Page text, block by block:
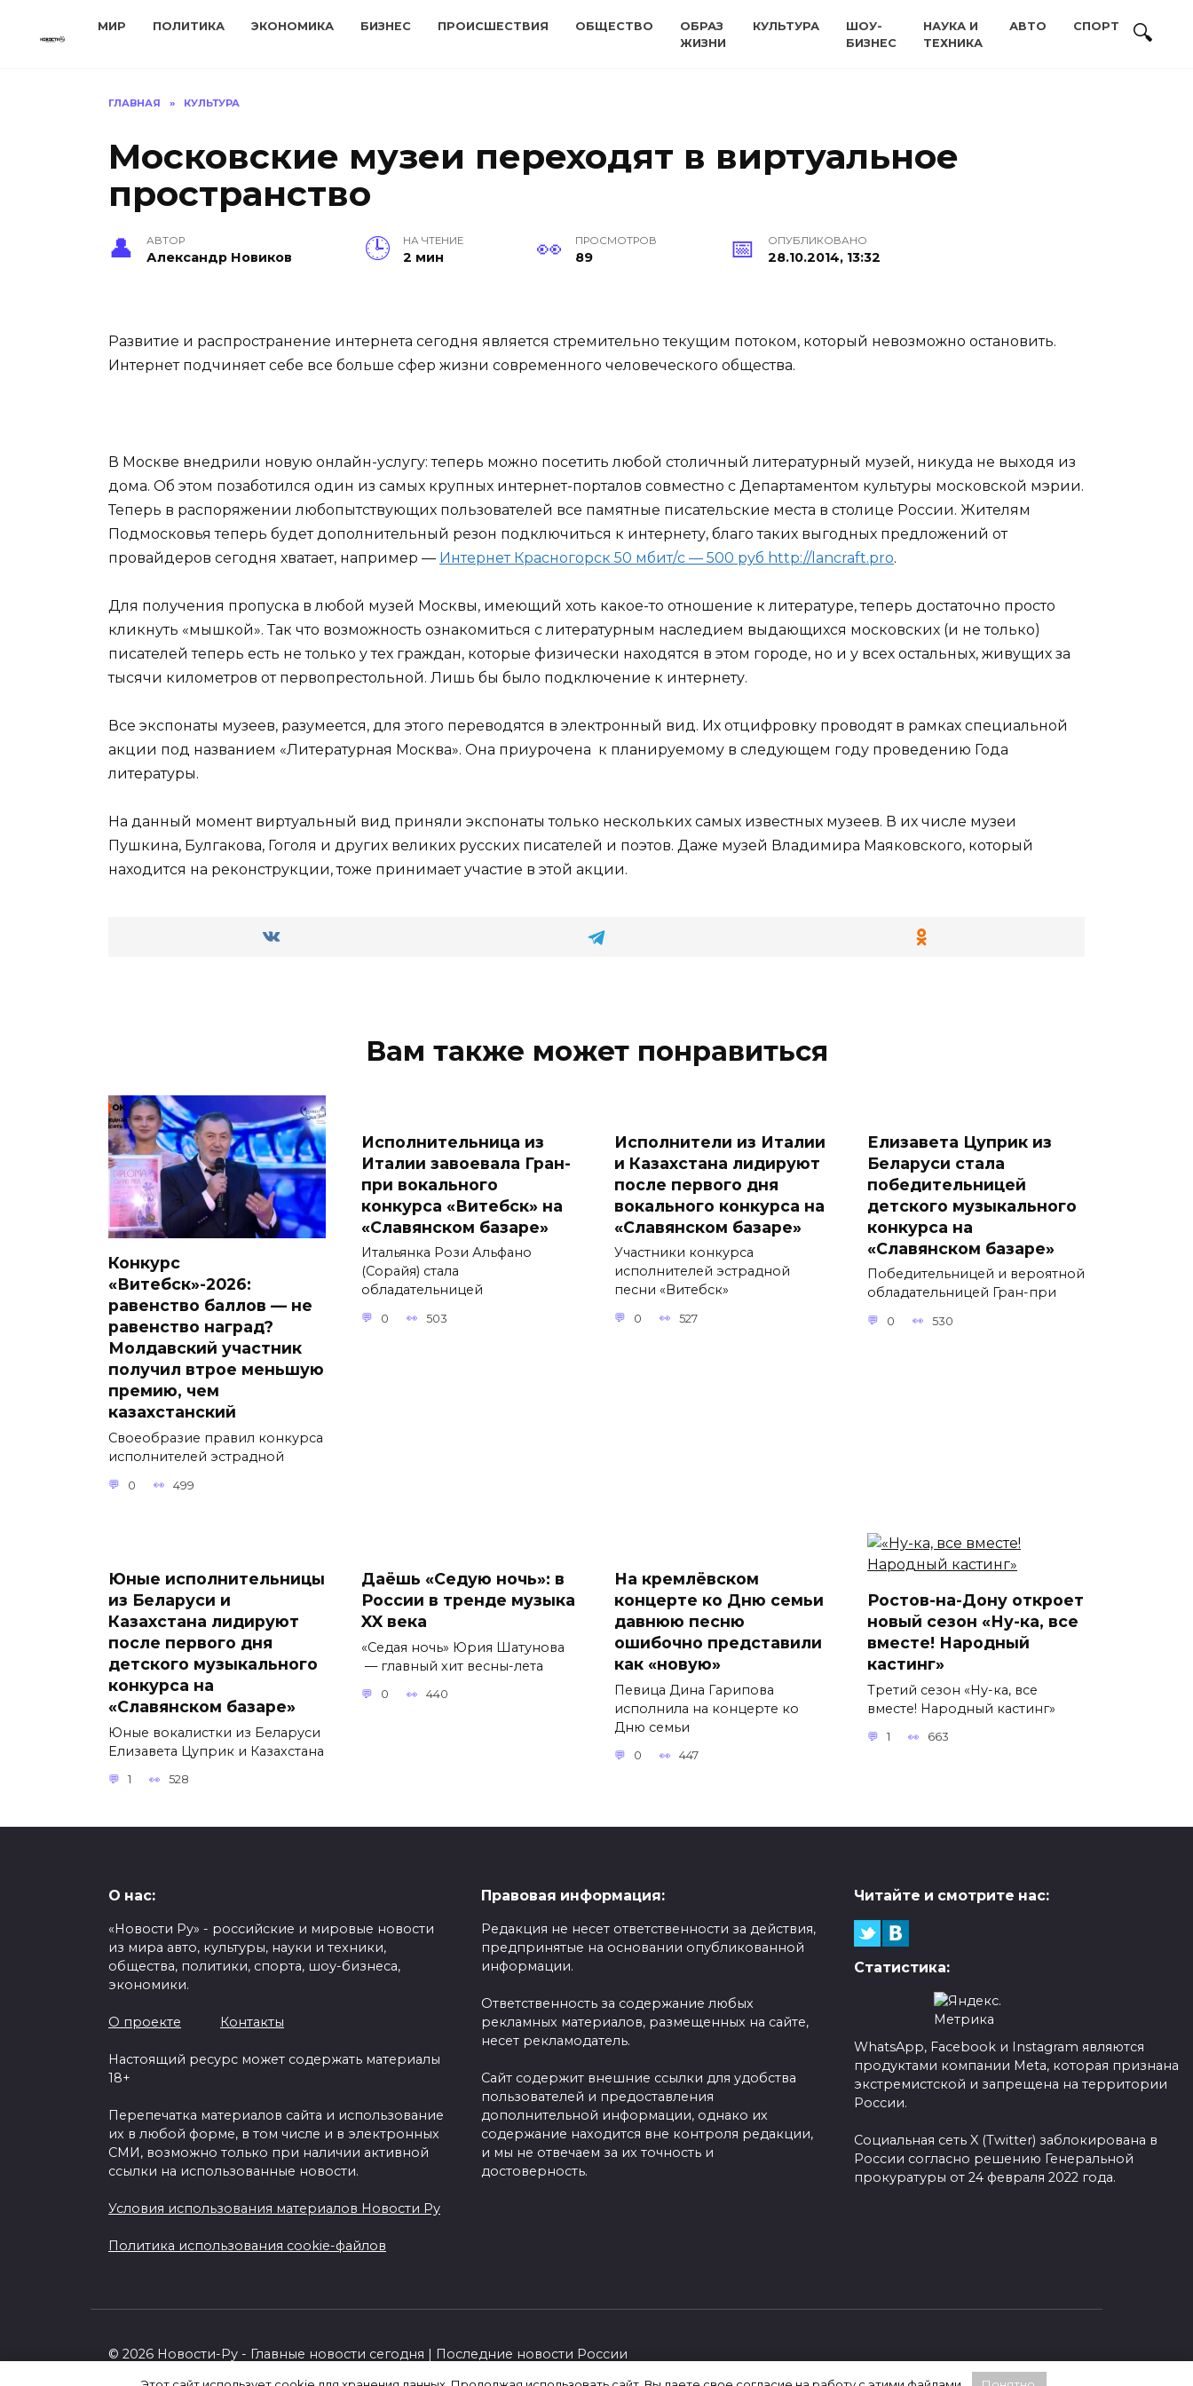
МИР ПОЛИТИКА ЭКОНОМИКА БИЗНЕС ПРОИСШЕСТВИЯ ОБЩЕСТВО
ОБРАЗ
ЖИЗНИ
КУЛЬТУРА
ШОУ-
БИЗНЕС
НАУКА И
ТЕХНИКА
АВТО СПОРТ
ГЛАВНАЯ » КУЛЬТУРА
Московские музеи переходят в виртуальное
пространство
АВТОР
Александр Новиков
НА ЧТЕНИЕ
2 мин
ПРОСМОТРОВ
89
ОПУБЛИКОВАНО
28.10.2014, 13:32
Развитие и распространение интернета сегодня является стремительно текущим потоком, который невозможно остановить.
Интернет подчиняет себе все больше сфер жизни современного человеческого общества.
В Москве внедрили новую онлайн-услугу: теперь можно посетить любой столичный литературный музей, никуда не выходя из
дома. Об этом позаботился один из самых крупных интернет-порталов совместно с Департаментом культуры московской мэрии.
Теперь в распоряжении любопытствующих пользователей все памятные писательские места в столице России. Жителям
Подмосковья теперь будет дополнительный резон подключиться к интернету, благо таких выгодных предложений от
провайдеров сегодня хватает, например — Интернет Красногорск 50 мбит/с — 500 руб http://lancraft.pro.
Для получения пропуска в любой музей Москвы, имеющий хоть какое-то отношение к литературе, теперь достаточно просто
кликнуть «мышкой». Так что возможность ознакомиться с литературным наследием выдающихся московских (и не только)
писателей теперь есть не только у тех граждан, которые физически находятся в этом городе, но и у всех остальных, живущих за
тысячи километров от первопрестольной. Лишь бы было подключение к интернету.
Все экспонаты музеев, разумеется, для этого переводятся в электронный вид. Их отцифровку проводят в рамках специальной
акции под названием «Литературная Москва». Она приурочена к планируемому в следующем году проведению Года
литературы.
На данный момент виртуальный вид приняли экспонаты только нескольких самых известных музеев. В их числе музеи
Пушкина, Булгакова, Гоголя и других великих русских писателей и поэтов. Даже музей Владимира Маяковского, который
находится на реконструкции, тоже принимает участие в этой акции.
Вам также может понравиться
Конкурс
«Витебск»-2026:
равенство баллов — не
равенство наград?
Молдавский участник
получил втрое меньшую
премию, чем
казахстанский
Своеобразие правил конкурса
исполнителей эстрадной
0 499
Исполнительница из
Италии завоевала Гран-
при вокального
конкурса «Витебск» на
«Славянском базаре»
Итальянка Рози Альфано
(Сорайя) стала
обладательницей
0 503
Исполнители из Италии
и Казахстана лидируют
после первого дня
вокального конкурса на
«Славянском базаре»
Участники конкурса
исполнителей эстрадной
песни «Витебск»
0 527
Елизавета Цуприк из
Беларуси стала
победительницей
детского музыкального
конкурса на
«Славянском базаре»
Победительницей и вероятной
обладательницей Гран-при
0 530
Юные исполнительницы
из Беларуси и
Казахстана лидируют
после первого дня
детского музыкального
конкурса на
«Славянском базаре»
Юные вокалистки из Беларуси
Елизавета Цуприк и Казахстана
1 528
Даёшь «Седую ночь»: в
России в тренде музыка
XX века
«Седая ночь» Юрия Шатунова
— главный хит весны-лета
0 440
На кремлёвском
концерте ко Дню семьи
давнюю песню
ошибочно представили
как «новую»
Певица Дина Гарипова
исполнила на концерте ко
Дню семьи
0 447
Ростов-на-Дону откроет
новый сезон «Ну-ка, все
вместе! Народный
кастинг»
Третий сезон «Ну-ка, все
вместе! Народный кастинг»
1 663
О нас:
«Новости Ру» - российские и мировые новости
из мира авто, культуры, науки и техники,
общества, политики, спорта, шоу-бизнеса,
экономики.
О проекте Контакты
Настоящий ресурс может содержать материалы
18+
Перепечатка материалов сайта и использование
их в любой форме, в том числе и в электронных
СМИ, возможно только при наличии активной
ссылки на использованные новости.
Условия использования материалов Новости Ру
Политика использования cookie-файлов
Правовая информация:
Редакция не несет ответственности за действия,
предпринятые на основании опубликованной
информации.
Ответственность за содержание любых
рекламных материалов, размещенных на сайте,
несет рекламодатель.
Сайт содержит внешние ссылки для удобства
пользователей и предоставления
дополнительной информации, однако их
содержание находится вне контроля редакции,
и мы не отвечаем за их точность и
достоверность.
Читайте и смотрите нас:
Статистика:
WhatsApp, Facebook и Instagram являются
продуктами компании Meta, которая признана
экстремистской и запрещена на территории
России.
Социальная сеть X (Twitter) заблокирована в
России согласно решению Генеральной
прокуратуры от 24 февраля 2022 года.
© 2026 Новости-Ру - Главные новости сегодня | Последние новости России